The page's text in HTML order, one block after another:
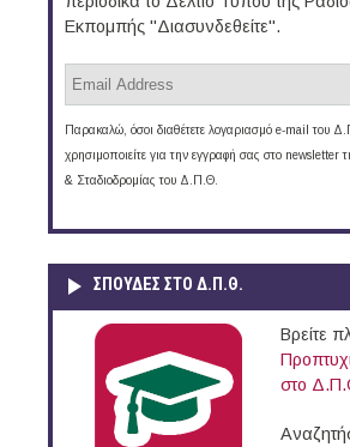
Εκπομπής "Διασυνδεθείτε".
Παρακαλώ, όσοι διαθέτετε λογαριασμό e-mail του
χρησιμοποιείτε για την εγγραφή σας στο
& Σταδιοδρομίας του Δ.Π.Θ.
ΣΠΟΥΔΈΣ ΣΤΟ Δ.Π.Θ.
Βρείτε
στο